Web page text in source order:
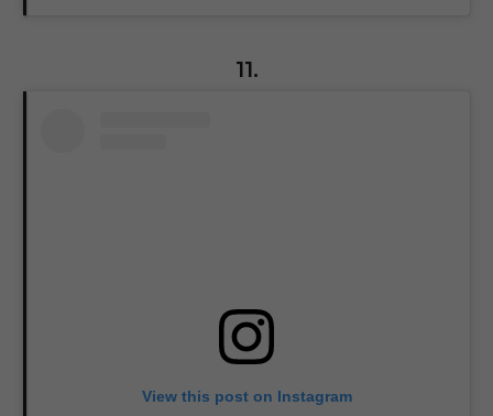
11.
View this post on Instagram